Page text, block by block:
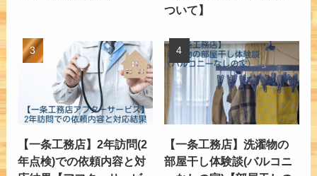
ついて】
【一条工務店】2年訪問(2
年点検)での依頼内容と対
【一条工務店】洗濯物の
部屋干し体験談(バルコニ